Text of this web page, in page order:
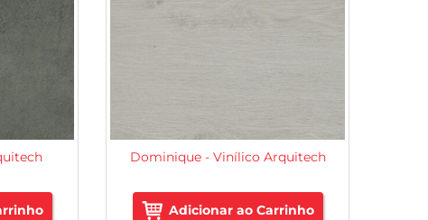
Dominique - Vinílico Arquitech
Adicionar ao Carrinho